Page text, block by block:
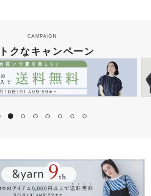
CAMPAIGN
クなキャンペーン